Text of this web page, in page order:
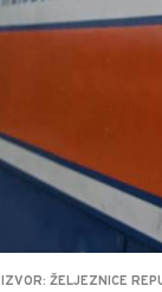
IZVOR: ŽELJEZNICE